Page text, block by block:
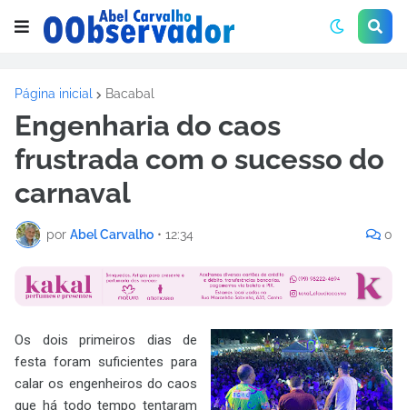
Página inicial Bacabal
Engenharia do caos
frustrada com o sucesso do
carnaval
por Abel Carvalho • 12:34 0
Os dois primeiros dias de
festa foram suficientes para
calar os engenheiros do caos
que há todo tempo tentaram